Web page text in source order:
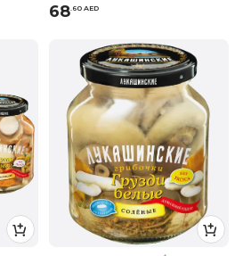
68.60 AED